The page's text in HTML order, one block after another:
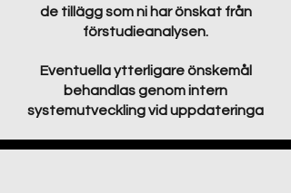
de tillägg som ni har önskat från
förstudieanalysen.
Eventuella ytterligare önskemål
behandlas genom intern
systemutveckling vid uppdateringa